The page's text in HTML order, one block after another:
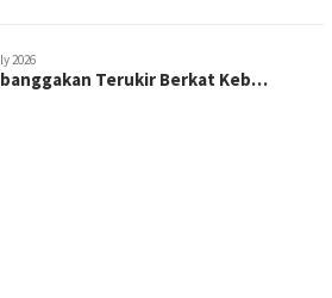
2026
Terukir Berkat Keb…